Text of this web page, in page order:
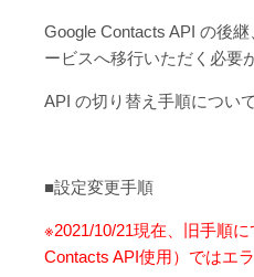
Google Contacts API の後
ービスへ移行いただく必要
API の切り替え手順につい
■設定変更手順
※2021/10/21現在、旧手順
Contacts API使用）ではエ